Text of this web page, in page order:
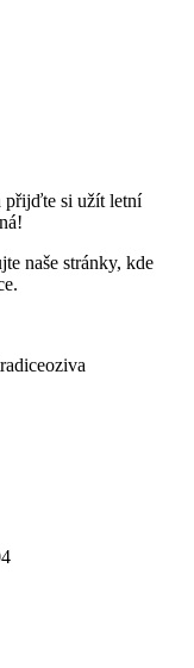
přijďte si užít letní
naše stránky, kde